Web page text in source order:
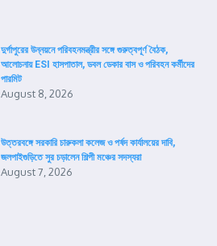
দুর্গাপুরের উন্নয়নে পরিবহনমন্ত্রীর সঙ্গে গুরুত্বপূর্ণ বৈঠক,
আলোচনায় ESI হাসপাতাল, ডবল ডেকার বাস ও পরিবহন কর্মীদের
পারমিট
August 8, 2026
উত্তরবঙ্গে সরকারি চারুকলা কলেজ ও পর্ষদ কার্যালয়ের দাবি,
জলপাইগুড়িতে সুর চড়ালেন শিল্পী মঞ্চের সদস্যরা
August 7, 2026